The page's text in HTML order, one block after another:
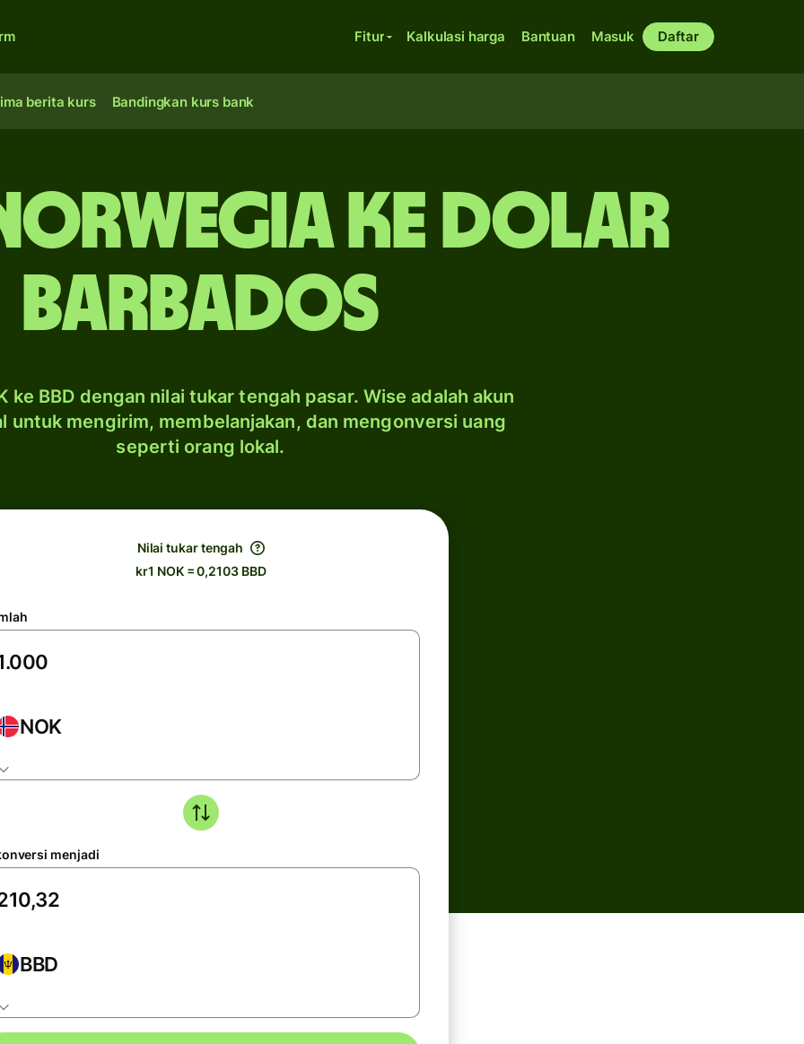
Fitur Kalkulasi harga Bantuan Masuk Daftar
berita kurs Bandingkan kurs bank
ke dolar
Barbados
ke BBD dengan nilai tukar tengah pasar. Wise adalah akun
untuk mengirim, membelanjakan, dan mengonversi uang
seperti orang lokal.
Nilai tukar tengah
kr1 NOK = 0,2103 BBD
NOK
menjadi
BBD